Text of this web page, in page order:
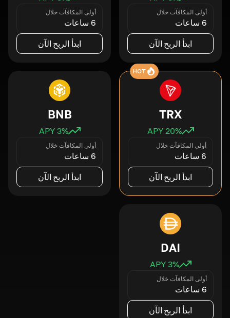
أولى المكافآت خلال
6 ساعات
ابدأ الربح الآن
أولى المكافآت خلال
6 ساعات
ابدأ الربح الآن
HOT
TRX
20% APY
أولى المكافآت خلال
6 ساعات
ابدأ الربح الآن
BNB
3% APY
أولى المكافآت خلال
6 ساعات
ابدأ الربح الآن
DAI
3% APY
أولى المكافآت خلال
6 ساعات
ابدأ الربح الآن